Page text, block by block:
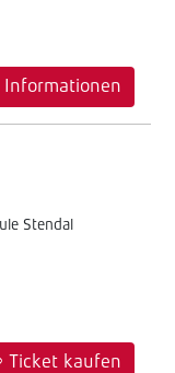
Informationen
Stendal
Ticket kaufen